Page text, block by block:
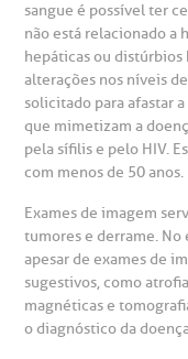
sangue é possível ter
não está relacionado a
hepáticas ou
alterações nos níveis
solicitado para afastar
que mimetizam a
pela sífilis e pelo HIV.
com menos de 50 anos.
Exames de imagem
tumores e derrame.
apesar de exames de
sugestivos, como
magnéticas e
o diagnóstico da